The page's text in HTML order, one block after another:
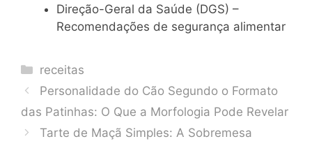
Direção-Geral da Saúde (DGS) –
Recomendações de segurança alimentar
Categories
receitas
Personalidade do Cão Segundo o Formato
das Patinhas: O Que a Morfologia Pode Revelar
Tarte de Maçã Simples: A Sobremesa